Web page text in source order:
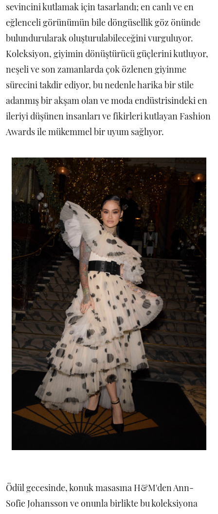
sevincini kutlamak için tasarlandı; en canlı ve en
eğlenceli görünümün bile döngüsellik göz önünde
bulundurularak oluşturulabileceğini vurguluyor.
Koleksiyon, giyimin dönüştürücü güçlerini kutluyor,
neşeli ve son zamanlarda çok özlenen giyinme
sürecini takdir ediyor, bu nedenle harika bir stile
adanmış bir akşam olan ve moda endüstrisindeki en
ileriyi düşünen insanları ve fikirleri kutlayan Fashion
Awards ile mükemmel bir uyum sağlıyor.
Ödül gecesinde, konuk masasına H&M'den Ann-
Sofie Johansson ve onunla birlikte bu koleksiyona